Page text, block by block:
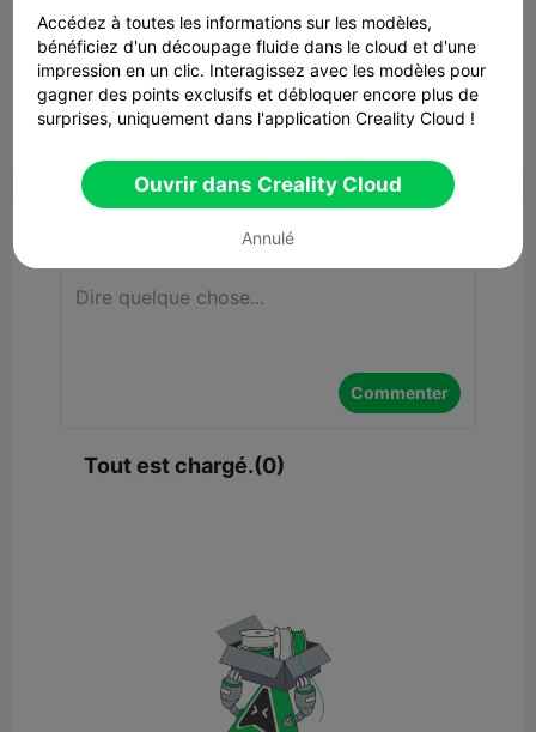
Signaler 9 
Commenter
Tout est chargé.(0)
Accédez à toutes les informations sur les modèles,
bénéficiez d'un découpage fluide dans le cloud et d'une
impression en un clic. Interagissez avec les modèles pour
gagner des points exclusifs et débloquer encore plus de
surprises, uniquement dans l'application Creality Cloud !
Ouvrir dans Creality Cloud
Annulé